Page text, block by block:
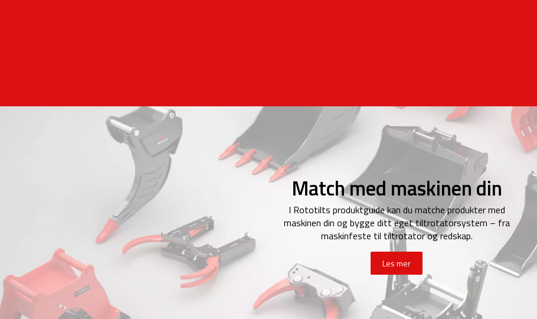
Match med maskinen din
I Rototilts produktguide kan du matche produkter med
maskinen din og bygge ditt eget tiltrotatorsystem – fra
maskinfeste til tiltrotator og redskap.
Les mer